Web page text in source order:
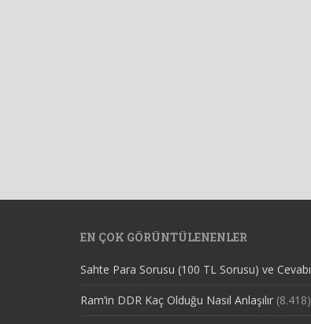
EN ÇOK GÖRÜNTÜLENENLER
Sahte Para Sorusu (100 TL Sorusu) ve Cevabı
Ram’in DDR Kaç Olduğu Nasıl Anlaşılır (8.418)